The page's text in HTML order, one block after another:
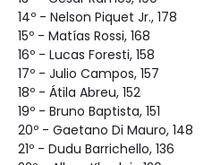
14º - Nelson Piquet Jr., 178
15º - Matías Rossi, 168
16º - Lucas Foresti, 158
17º - Julio Campos, 157
18º - Átila Abreu, 152
19º - Bruno Baptista, 151
20º - Gaetano Di Mauro, 148
21º - Dudu Barrichello, 136